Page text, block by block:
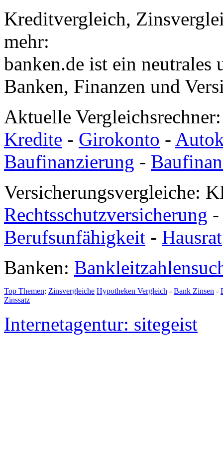
Kreditvergleich,
mehr:
banken.de ist ein neutrales
Banken, Finanzen und
Aktuelle
Kredite - Girokonto -
Baufinanzierung -
Versicherungsvergleiche:
Rechtsschutzversicherung
Berufsunfähigkeit - Hausrat
Banken:
Top Themen: Zinsvergleiche Hypotheken Vergleich - Bank Zinsen -
Zinssatz
Internetagentur: sitegeist